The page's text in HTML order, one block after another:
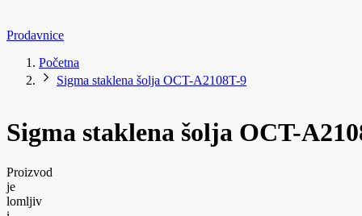
Prodavnice
Početna
Sigma staklena šolja OCT-A2108T-9
Sigma staklena šolja OCT-
Proizvod
je
lomljiv